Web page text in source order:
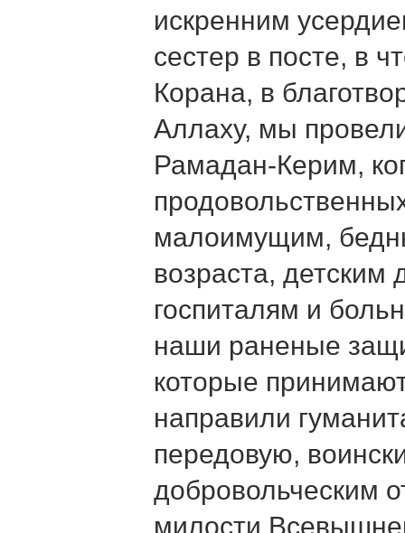
искренним
сестер в посте, в
Корана, в
Аллаху, мы
Рамадан-Керим,
малоимущим,
возраста,
госпиталям и
наши раненые
которые
направили
передовую,
добровольческим
милости